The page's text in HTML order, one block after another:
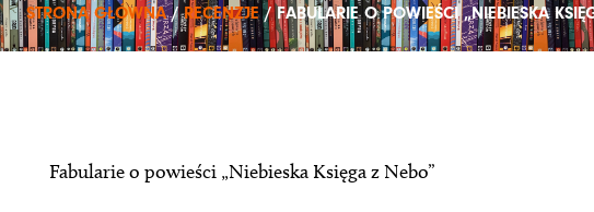
STRONA GŁÓWNA/RECENZJE/ FABULARIE O POWIEŚCI „NIEBIESKA
Fabularie o powieści „Niebieska Księga z Nebo”